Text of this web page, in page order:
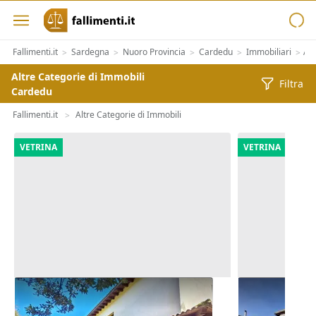
Fallimenti.it > Sardegna > Nuoro Provincia > Cardedu > Immobiliari >
Altre Categorie di Immobili
Cardedu
Filtra
Fallimenti.it > Altre Categorie di Immobili
VETRINA
Asta Albergo da riqualificare
VETRINA
Asta
pertinenze